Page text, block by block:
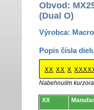
Obvod:
(Dual O)
Výrobca:
Popis čísla
XX XX X
Nabehnutím
Obvody.
XX